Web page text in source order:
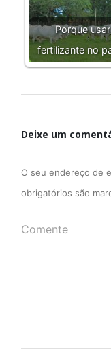
Porque usar
fertilizante no
Deixe um
O seu endereço de
obrigatórios são